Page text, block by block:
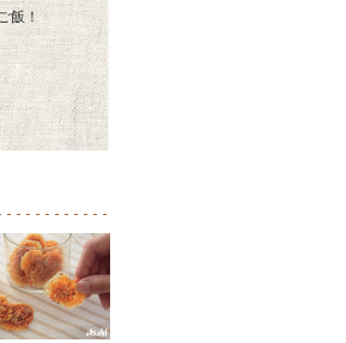
飯！